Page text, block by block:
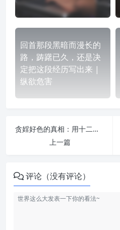
回首那段黑暗而漫长的
路，踌躇已久，还是决
定把这段经历写出来 |
纵欲危害
贪婬好色的真相：用十二个比喻告诉你！ | 纵欲危害
上一篇
评论（没有评论）